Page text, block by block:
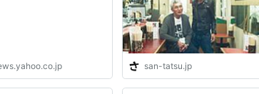
歩の達人
san-tatsu.jp